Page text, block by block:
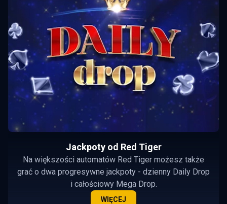
Jackpoty od Red Tiger
Na większości automatów Red Tiger możesz także
grać o dwa progresywne jackpoty - dzienny Daily Drop
i całościowy Mega Drop.
WIĘCEJ